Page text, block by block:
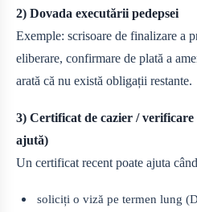
2) Dovada executării pedepsei
Exemple: scrisoare de finalizare a
eliberare, confirmare de plată a
arată că nu există obligații restante.
3) Certificat de cazier / verificare
ajută)
Un certificat recent poate ajuta
soliciți o viză pe termen lung